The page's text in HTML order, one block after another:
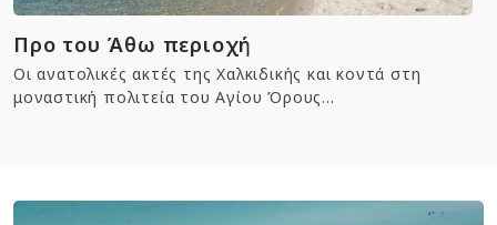
Προ του Άθω περιοχή
Οι ανατολικές ακτές της Χαλκιδικής και κοντά στη
μοναστική πολιτεία του Αγίου Όρους...